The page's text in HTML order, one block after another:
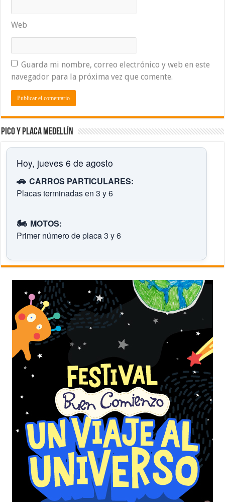
Web
Guarda mi nombre, correo electrónico y web en este
navegador para la próxima vez que comente.
Pico y placa Medellín
Hoy, jueves 6 de agosto
🚗 CARROS PARTICULARES:
Placas terminadas en 3 y 6
🏍️ MOTOS:
Primer número de placa 3 y 6